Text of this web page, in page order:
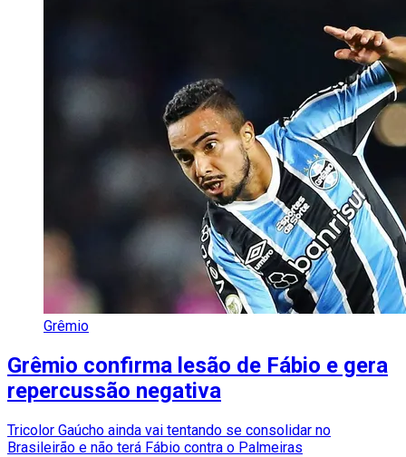
Grêmio
Grêmio confirma lesão de Fábio e gera
repercussão negativa
Tricolor Gaúcho ainda vai tentando se consolidar no
Brasileirão e não terá Fábio contra o Palmeiras